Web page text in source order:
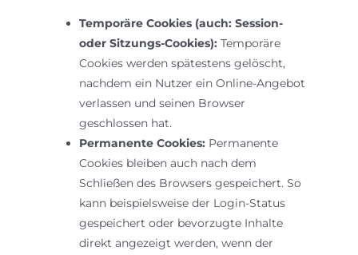
Temporäre Cookies (auch: Session-
oder Sitzungs-Cookies): Temporäre
Cookies werden spätestens gelöscht,
nachdem ein Nutzer ein Online-Angebot
verlassen und seinen Browser
geschlossen hat.
Permanente Cookies: Permanente
Cookies bleiben auch nach dem
Schließen des Browsers gespeichert. So
kann beispielsweise der Login-Status
gespeichert oder bevorzugte Inhalte
direkt angezeigt werden, wenn der